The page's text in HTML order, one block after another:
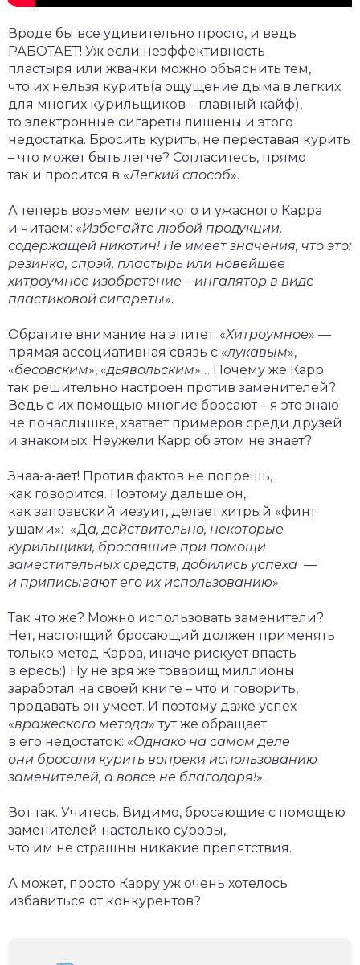
Вроде бы все удивительно просто, и ведь
РАБОТАЕТ! Уж если неэффективность
пластыря или жвачки можно объяснить тем,
что их нельзя курить(а ощущение дыма в легких
для многих курильщиков – главный кайф),
то электронные сигареты лишены и этого
недостатка. Бросить курить, не переставая курить
– что может быть легче? Согласитесь, прямо
так и просится в «Легкий способ».
А теперь возьмем великого и ужасного Карра
и читаем: «Избегайте любой продукции,
содержащей никотин! Не имеет значения, что это:
резинка, спрэй, пластырь или новейшее
хитроумное изобретение – ингалятор в виде
пластиковой сигареты».
Обратите внимание на эпитет. «Хитроумное» —
прямая ассоциативная связь с «лукавым»,
«бесовским», «дьявольским»… Почему же Карр
так решительно настроен против заменителей?
Ведь с их помощью многие бросают – я это знаю
не понаслышке, хватает примеров среди друзей
и знакомых. Неужели Карр об этом не знает?
Знаа-а-ает! Против фактов не попрешь,
как говорится. Поэтому дальше он,
как заправский иезуит, делает хитрый «финт
ушами»: «Да, действительно, некоторые
курильщики, бросавшие при помощи
заместительных средств, добились успеха —
и приписывают его их использованию».
Так что же? Можно использовать заменители?
Нет, настоящий бросающий должен применять
только метод Карра, иначе рискует впасть
в ересь:) Ну не зря же товарищ миллионы
заработал на своей книге – что и говорить,
продавать он умеет. И поэтому даже успех
«вражеского метода» тут же обращает
в его недостаток: «Однако на самом деле
они бросали курить вопреки использованию
заменителей, а вовсе не благодаря!».
Вот так. Учитесь. Видимо, бросающие с помощью
заменителей настолько суровы,
что им не страшны никакие препятствия.
А может, просто Карру уж очень хотелось
избавиться от конкурентов?